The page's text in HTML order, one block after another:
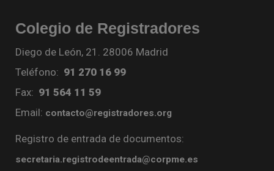
Colegio de Registradores
Diego de León, 21. 28006 Madrid
Teléfono: 91 270 16 99
Fax: 91 564 11 59
Email: contacto@registradores.org
Registro de entrada de documentos:
secretaria.registrodeentrada@corpme.es